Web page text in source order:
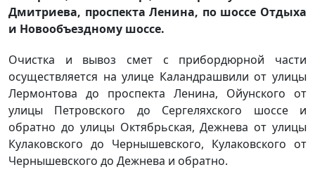
Дмитриева, проспекта Ленина, по шоссе Отдыха
и Новообъездному шоссе.
Очистка и вывоз смет с прибордюрной части
осуществляется на улице Каландрашвили от улицы
Лермонтова до проспекта Ленина, Ойунского от
улицы Петровского до Сергеляхского шоссе и
обратно до улицы Октябрьская, Дежнева от улицы
Кулаковского до Чернышевского, Кулаковского от
Чернышевского до Дежнева и обратно.